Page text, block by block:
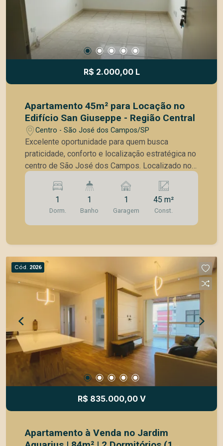
mais praticidade e organização. O imóvel dispõe
ainda de uma área de serviço espaçosa,
quartinho e banheiro de apoio. Conta também
com 2 vagas de garagem, agregando mais
comodidade e segurança. O condomínio oferece
estrutura de lazer com piscina adulto, salão de
festas, churrasqueira, salão de jogos e sauna.
apartamento espaçoso, confortável e muito bem
localizado na região central de São José dos
Campos.
R$ 2.000,00 L
Apartamento 45m² para Locação no
Edifício San Giuseppe - Região Central
Centro - São José dos Campos/SP
Excelente oportunidade para quem busca
praticidade, conforto e localização estratégica no
centro de São José dos Campos. Localizado no
10º andar do Edifício San Giuseppe, este
apartamento conta com 45m² muito bem
distribuídos, oferecendo um ambiente claro,
arejado e funcional para o dia a dia. O imóvel
possui 1 dormitório com armário planejado,
proporcionando mais organização e praticidade.
Conta ainda com 1 vaga de garagem coberta. A
localização na região central garante fácil acesso
a comércios, serviços, supermercados,
restaurantes e tudo o que você precisa no
cotidiano. Ideal para quem procura morar com
conforto e mobilidade em uma das regiões mais
práticas da cidade. Agende agora uma visita!
1
Dorm.
1
Banho
1
Garagem
45 m²
Const.
Cód. 2026
R$ 835.000,00 V
Apartamento à Venda no Jardim